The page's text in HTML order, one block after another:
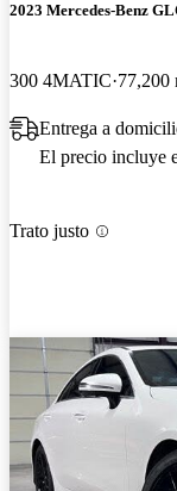
2023 Mercedes-Benz
300 4MATIC 77,200
Entrega a
El precio incluye
Trato justo